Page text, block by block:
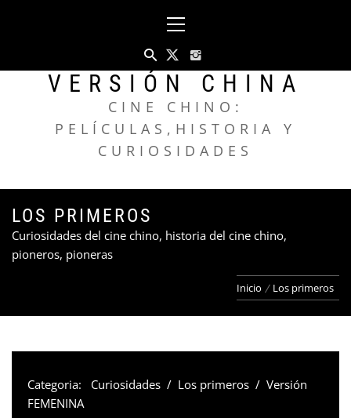
principal
VERSIÓN CHINA
CINE CHINO:
PELÍCULAS,HISTORIA Y
CURIOSIDADES
LOS PRIMEROS
Curiosidades del cine chino, historia del cine chino,
pioneros, pioneras
Inicio Los primeros
Categoria: Curiosidades / Los primeros / Versión
FEMENINA